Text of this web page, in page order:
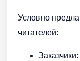
Условно
читателей:
Заказчики: